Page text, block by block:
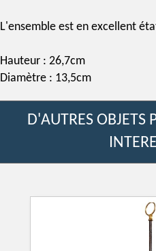
L'ensemble est en excellent
Hauteur : 26,7cm
Diamètre : 13,5cm
D'AUTRES OBJETS